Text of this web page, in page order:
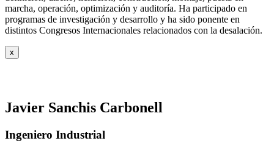
marcha, operación, optimización y auditoría. Ha participado en
programas de investigación y desarrollo y ha sido ponente en
distintos Congresos Internacionales relacionados con la desalación.
x
Javier Sanchis Carbonell
Ingeniero Industrial